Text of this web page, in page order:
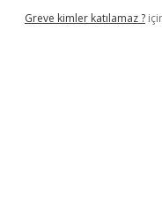
Greve kimler katılamaz ?